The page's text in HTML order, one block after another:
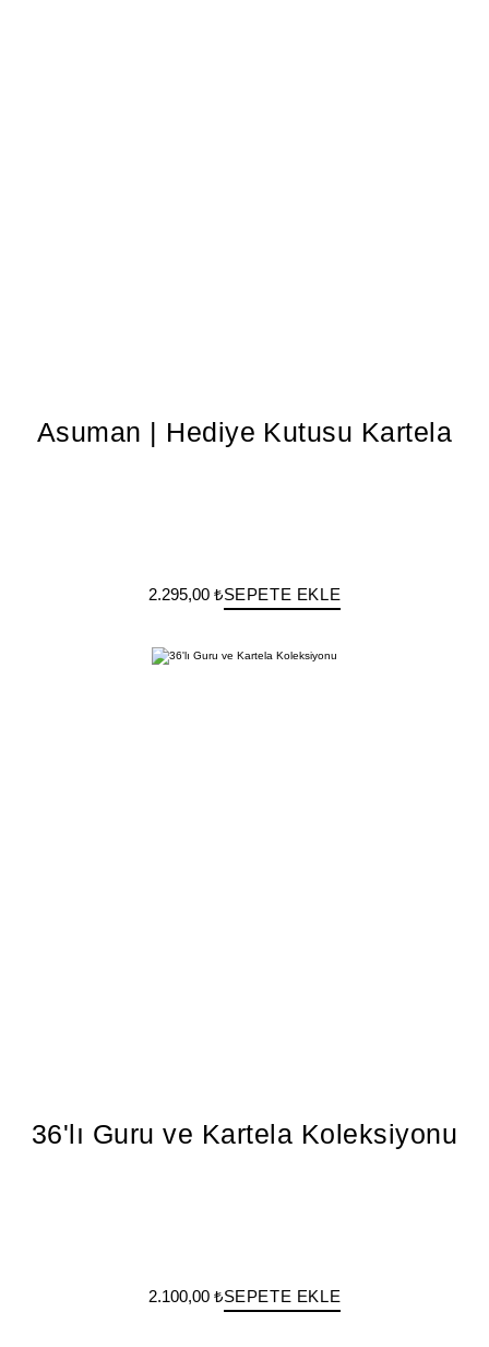
Asuman | Hediye Kutusu Kartela
2.295,00 ₺SEPETE EKLE
36'lı Guru ve Kartela Koleksiyonu
2.100,00 ₺SEPETE EKLE